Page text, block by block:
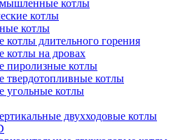
котлы
котлы
котлы
длительного горения
на дровах
котлы
котлы
котлы
двухходовые котлы